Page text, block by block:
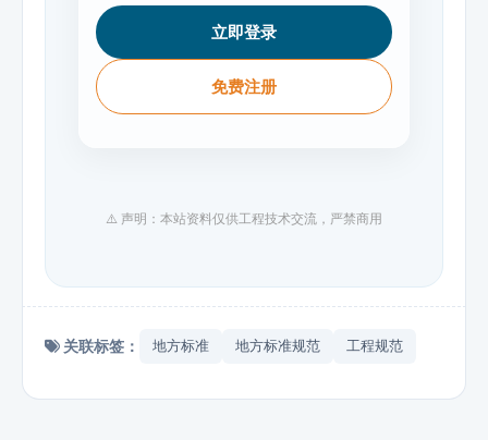
立即登录
免费注册
⚠️ 声明：本站资料仅供工程技术交流，严禁商用
关联标签： 地方标准 地方标准规范 工程规范